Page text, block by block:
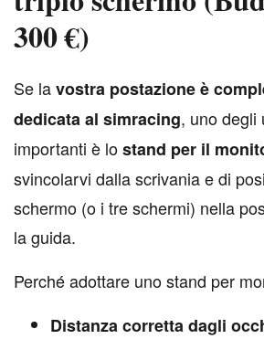
300 €)
Se lavostra postazione è
dedicata al simracing, uno degli
importanti è lostand per il
svincolarvi dalla scrivania e di
schermo (o i tre schermi) nella
la guida.
Perché adottare uno stand per
Distanza corretta dagli